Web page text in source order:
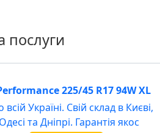
послуги
225/45 R17 94W XL
Україні. Свій склад в Києві,
та Дніпрі. Гарантія якос